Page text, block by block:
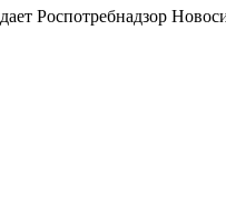
Роспотребнадзор